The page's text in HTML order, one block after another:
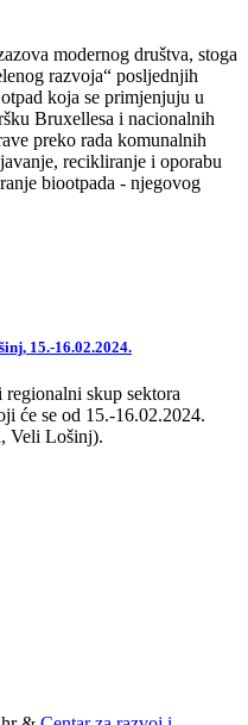
modernog društva, stoga
razvoja“ posljednjih
koja se primjenjuju u
Bruxellesa i nacionalnih
preko rada komunalnih
recikliranje i oporabu
biootpada - njegovog
15.-16.02.2024.
skup sektora
će se od 15.-16.02.2024.
Veli Lošinj).